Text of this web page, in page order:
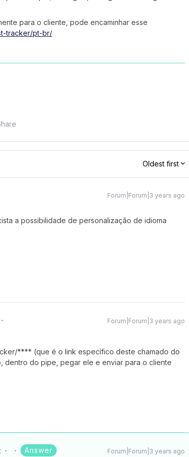
para o cliente, pode encaminhar esse
tracker/pt-br/
Oldest first
Forum|Forum|3 years ago
a possibilidade de personalização de idioma
Forum|Forum|3 years ago
**** (que é o link específico deste chamado do
dentro do pipe, pegar ele e enviar para o cliente
Answer Forum|Forum|3 years ago